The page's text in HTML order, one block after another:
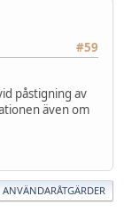
#59
påstigning av
även om
ANVÄNDARÅTGÄRDER